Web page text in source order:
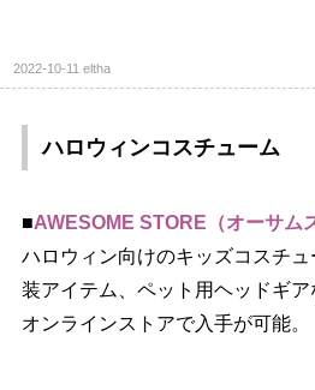
2022-10-11eltha
ハロウィンコスチューム
■AWESOME STORE（オーサム
ハロウィン向けのキッズコスチ
装アイテム、ペット用ヘッドギ
オンラインストアで入手が可能。